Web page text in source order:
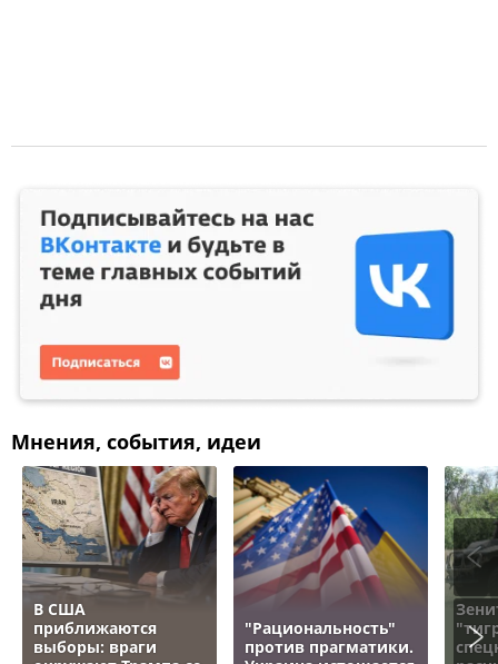
Мнения, события, идеи
В США
приближаются
выборы: враги
"Рациональность"
против прагматики.